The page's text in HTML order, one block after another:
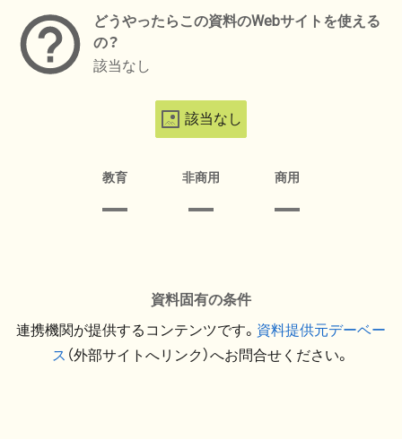
どうやったらこの資料のWebサイトを使える
の？
該当なし
該当なし
教育 非商用 商用
資料固有の条件
連携機関が提供するコンテンツです。 資料提供元デーベー
ス （外部サイトへリンク）へお問合せください。